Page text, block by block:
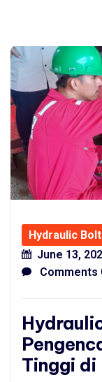
Hydraulic
June 13,
Comments
Tinggi di